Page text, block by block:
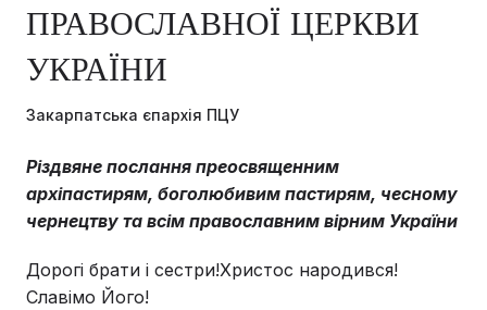
ПРАВОСЛАВНОЇ ЦЕРКВИ
УКРАЇНИ
Закарпатська єпархія ПЦУ
Різдвяне послання преосвященним
архіпастирям, боголюбивим пастирям, чесному
чернецтву та всім православним вірним України
Дорогі брати і сестри!Христос народився!
Славімо Його!